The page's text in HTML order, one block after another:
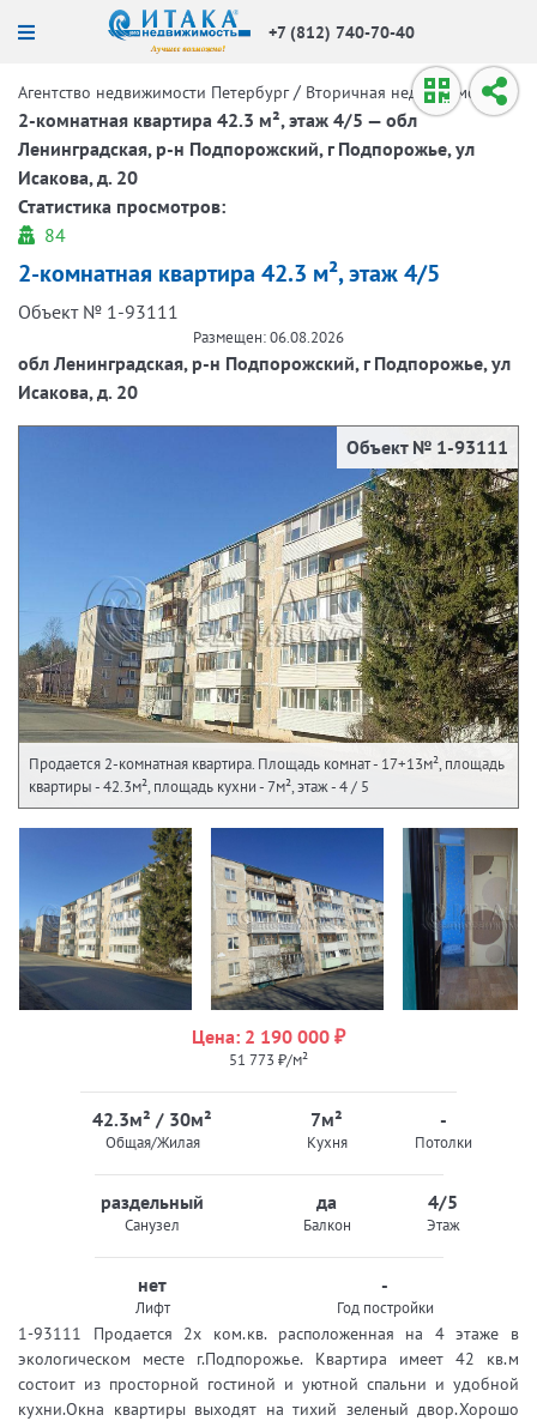
+7 (812) 740-70-40
Агентство недвижимости Петербург / Вторичная недвижимость /
2-комнатная квартира 42.3 м², этаж 4/5 — обл
Ленинградская, р-н Подпорожский, г Подпорожье, ул
Исакова, д. 20
Статистика просмотров:
84
2-комнатная квартира 42.3 м², этаж 4/5
Объект № 1-93111
Размещен: 06.08.2026
обл Ленинградская, р-н Подпорожский, г Подпорожье, ул
Исакова, д. 20
Объект № 1-93111
Продается 2-комнатная квартира. Площадь комнат - 17+13м², площадь
квартиры - 42.3м², площадь кухни - 7м², этаж - 4 / 5
Цена: 2 190 000 ₽
51 773 ₽/м²
42.3м² / 30м²
Общая/Жилая
7м²
Кухня
-
Потолки
раздельный
Санузел
да
Балкон
4/5
Этаж
нет
Лифт
-
Год постройки
1-93111 Продается 2х ком.кв. расположенная на 4 этаже в
экологическом месте г.Подпорожье. Квартира имеет 42 кв.м
состоит из просторной гостиной и уютной спальни и удобной
кухни.Окна квартиры выходят на тихий зеленый двор.Хорошо